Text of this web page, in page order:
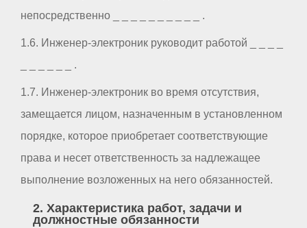
непосредственно _ _ _ _ _ _ _ _ _ _ .
1.6. Инженер-электроник руководит работой _ _ _ _
_ _ _ _ _ _ .
1.7. Инженер-электроник во время отсутствия,
замещается лицом, назначенным в установленном
порядке, которое приобретает соответствующие
права и несет ответственность за надлежащее
выполнение возложенных на него обязанностей.
2. Характеристика работ, задачи и
должностные обязанности